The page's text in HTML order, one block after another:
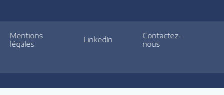
Mentions
légales
LinkedIn
Contactez-
nous